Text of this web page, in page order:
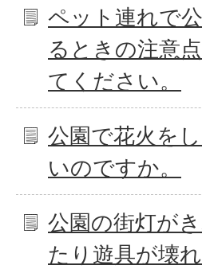
ペット連れで
るときの注意
てください。
公園で花火を
いのですか。
公園の街灯が
たり遊具が壊